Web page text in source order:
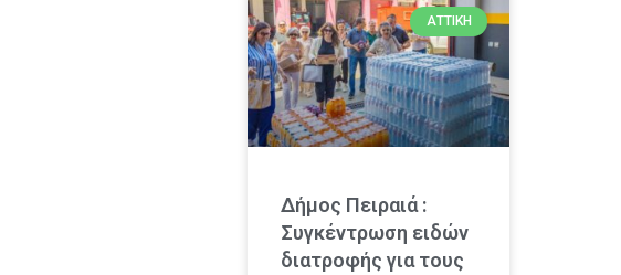
ΑΤΤΙΚΉ
Δήμος Πειραιά :
Συγκέντρωση ειδών
διατροφής για τους